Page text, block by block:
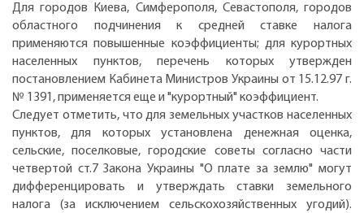
Для городов Киева, Симферополя, Севастополя, городов
областного подчинения к средней ставке налога
применяются повышенные коэффициенты; для курортных
населенных пунктов, перечень которых утвержден
постановлением Кабинета Министров Украины от 15.12.97 г.
№ 1391, применяется еще и "курортный" коэффициент.
Следует отметить, что для земельных участков населенных
пунктов, для которых установлена денежная оценка,
сельские, поселковые, городские советы согласно части
четвертой ст.7 Закона Украины "О плате за землю" могут
дифференцировать и утверждать ставки земельного
налога (за исключением сельскохозяйственных угодий).